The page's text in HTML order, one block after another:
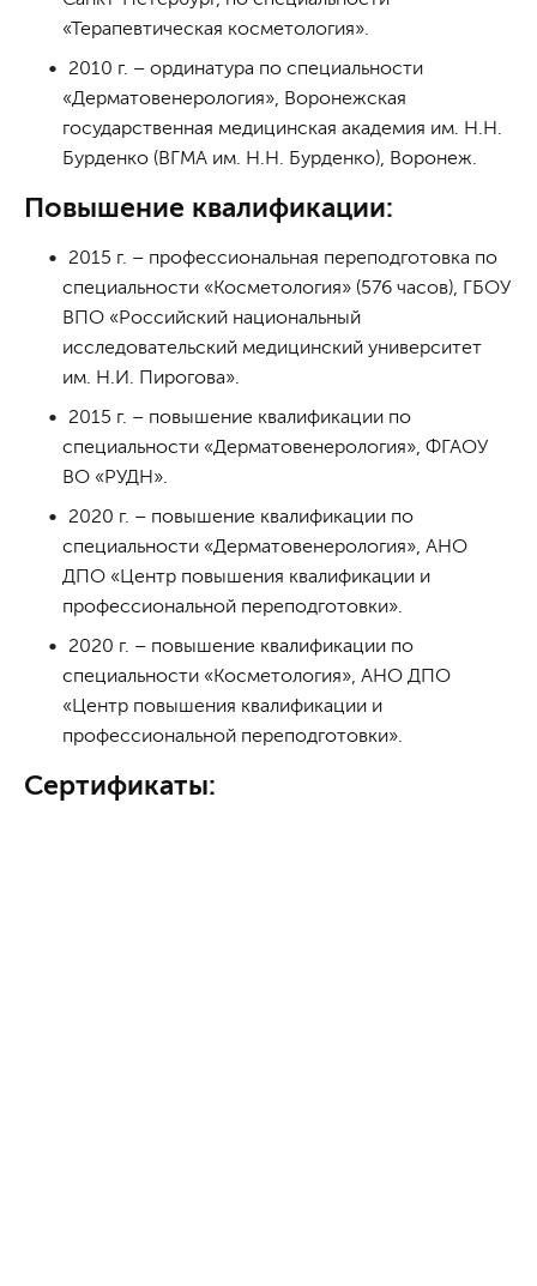
«Терапевтическая косметология».
2010 г. – ординатура по специальности
«Дерматовенерология», Воронежская
государственная медицинская академия им. Н.Н.
Бурденко (ВГМА им. Н.Н. Бурденко), Воронеж.
Повышение квалификации:
2015 г. – профессиональная переподготовка по
специальности «Косметология» (576 часов), ГБОУ
ВПО «Российский национальный
исследовательский медицинский университет
им. Н.И. Пирогова».
2015 г. – повышение квалификации по
специальности «Дерматовенерология», ФГАOУ
ВО «РУДН».
2020 г. – повышение квалификации по
специальности «Дерматовенерология», АНО
ДПО «Центр повышения квалификации и
профессиональной переподготовки».
2020 г. – повышение квалификации по
специальности «Косметология», АНО ДПО
«Центр повышения квалификации и
профессиональной переподготовки».
Сертификаты: